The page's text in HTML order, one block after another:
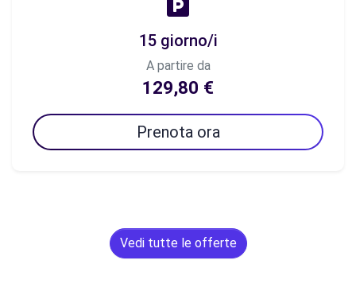
15 giorno/i
A partire da
129,80 €
Prenota ora
Vedi tutte le offerte